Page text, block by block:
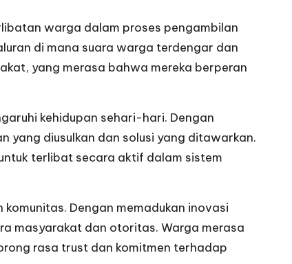
warga dalam proses pengambilan
di mana suara warga terdengar dan
yang merasa bahwa mereka berperan
kehidupan sehari-hari. Dengan
yang diusulkan dan solusi yang ditawarkan.
terlibat secara aktif dalam sistem
Dengan memadukan inovasi
masyarakat dan otoritas. Warga merasa
rasa trust dan komitmen terhadap